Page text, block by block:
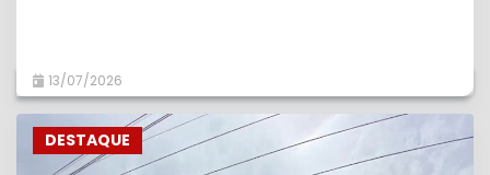
13/07/2026
DESTAQUE